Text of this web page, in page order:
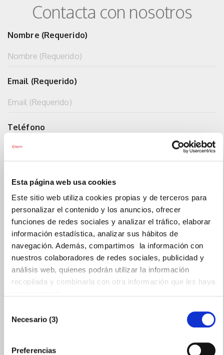
Esta página web usa cookies
Este sitio web utiliza cookies propias y de terceros para
personalizar el contenido y los anuncios, ofrecer
funciones de redes sociales y analizar el tráfico, elaborar
información estadística, analizar sus hábitos de
navegación. Además, compartimos la información con
nuestros colaboradores de redes sociales, publicidad y
análisis web, quienes podrán utilizar la información
recopilada y combinarla con otra información que les haya
Necesario (3)
Preferencias
Contacta con nosotros
Nombre (Requerido)
Email (Requerido)
Teléfono
He leído y estoy de acuerdo con la